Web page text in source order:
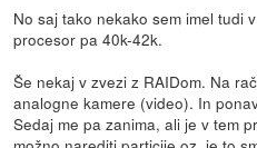
No saj tako nekako sem imel tudi
procesor pa 40k-42k.
Še nekaj v zvezi z RAIDom. Na
analogne kamere (video). In
Sedaj me pa zanima, ali je v tem